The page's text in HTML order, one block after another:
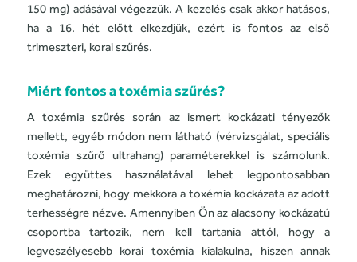
150 mg) adásával végezzük. A kezelés csak akkor hatásos,
ha a 16. hét előtt elkezdjük, ezért is fontos az első
trimeszteri, korai szűrés.
Miért fontos a toxémia szűrés?
A toxémia szűrés során az ismert kockázati tényezők
mellett, egyéb módon nem látható (vérvizsgálat, speciális
toxémia szűrő ultrahang) paraméterekkel is számolunk.
Ezek együttes használatával lehet legpontosabban
meghatározni, hogy mekkora a toxémia kockázata az adott
terhességre nézve. Amennyiben Ön az alacsony kockázatú
csoportba tartozik, nem kelltartania attól, hogy a
legveszélyesebb korai toxémia kialakulna, hiszen annak